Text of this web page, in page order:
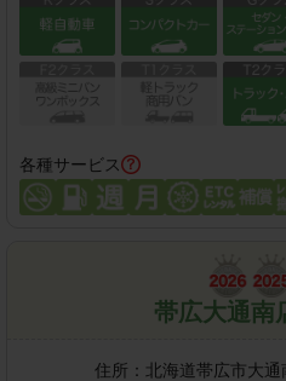
各種サービス
帯広大通南
住所： 北海道帯広市大